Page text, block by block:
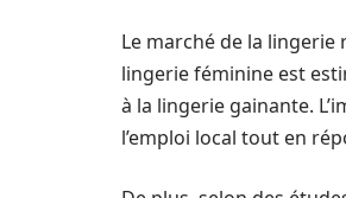
Le marché de la lingerie
lingerie féminine est
à la lingerie gainante.
l’emploi local tout en